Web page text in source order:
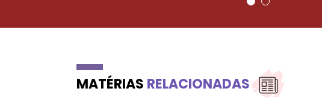
MATÉRIAS RELACIONADAS